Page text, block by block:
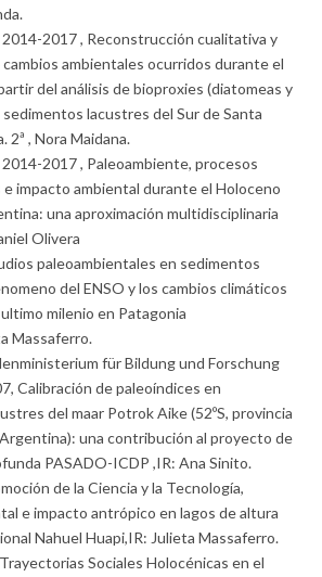
2017 , Reconstrucción cualitativa y
ambientales ocurridos durante el
del análisis de bioproxies (diatomeas y
lacustres del Sur de Santa
2ª , Nora Maidana.
2017 , Paleoambiente, procesos
impacto ambiental durante el Holoceno
una aproximación multidisciplinaria
Olivera
paleoambientales en sedimentos
del ENSO y los cambios climáticos
milenio en Patagonia
Massaferro.
für Bildung und Forschung
Calibración de paleoíndices en
del maar Potrok Aike (52ºS, provincia
una contribución al proyecto de
PASADO-ICDP ,IR: Ana Sinito.
de la Ciencia y la Tecnología,
e impacto antrópico en lagos de altura
Nahuel Huapi,IR: Julieta Massaferro.
Sociales Holocénicas en el